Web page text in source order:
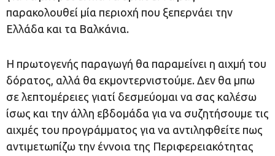
παρακολουθεί μία περιοχή που ξεπερνάει την
Ελλάδα και τα Βαλκάνια.
Η πρωτογενής παραγωγή θα παραμείνει η αιχμή του
δόρατος, αλλά θα εκμοντερνιστούμε. Δεν θα μπω
σε λεπτομέρειες γιατί δεσμεύομαι να σας καλέσω
ίσως και την άλλη εβδομάδα για να συζητήσουμε τις
αιχμές του προγράμματος για να αντιληφθείτε πως
αντιμετωπίζω την έννοια της Περιφερειακότητας